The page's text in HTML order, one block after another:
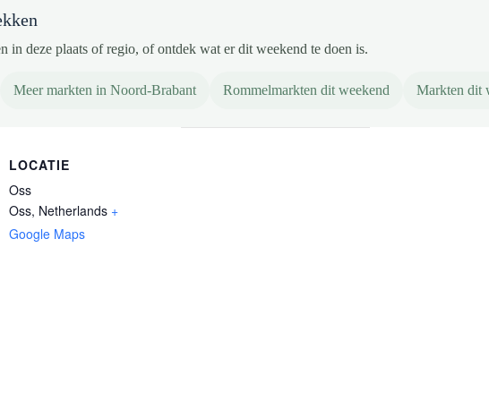
in deze plaats of regio, of ontdek wat er dit weekend te doen is.
Meer markten in Noord-Brabant Rommelmarkten dit weekend Markten dit
LOCATIE
Oss
Oss, Netherlands +
Google Maps